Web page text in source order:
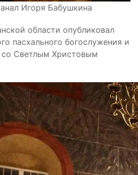
Игоря Бабушкина
области опубликовал
пасхального богослужения и
со Светлым Христовым